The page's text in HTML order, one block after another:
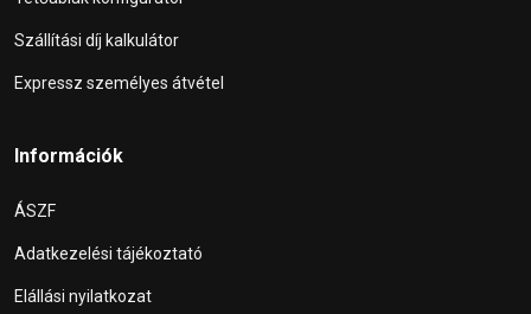
Szállítási díj kalkulátor
Expressz személyes átvétel
Információk
ÁSZF
Adatkezelési tájékoztató
Elállási nyilatkozat